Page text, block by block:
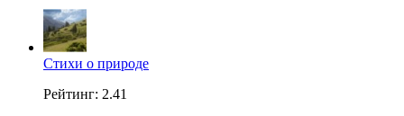
Стихи о природе
Рейтинг: 2.41